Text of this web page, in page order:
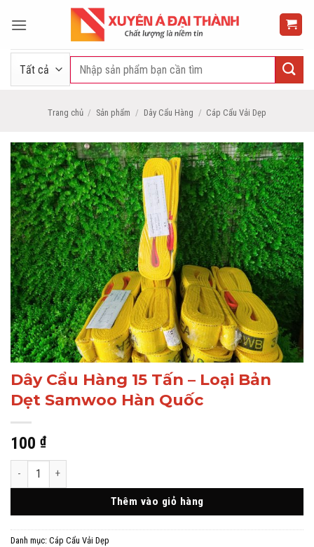
qua
Tìm
kiếm:
Trang chủ / Sản phẩm / Dây Cẩu Hàng / Cáp Cẩu Vải Dẹp
Dây Cẩu Hàng 15 Tấn – Loại Bản
Dẹt Samwoo Hàn Quốc
100 ₫
Dây Cẩu Hàng 15 Tấn - Loại Bản Dẹt Samwoo Hàn Quốc số lượng
Thêm vào giỏ hàng
Danh mục: Cáp Cẩu Vải Dẹp